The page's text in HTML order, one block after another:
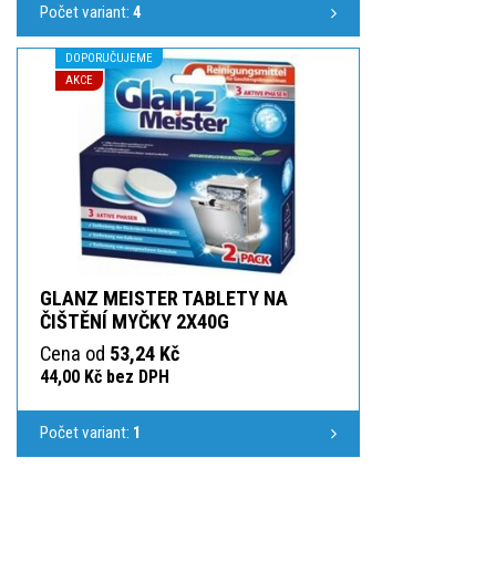
Počet variant: 4
DOPORUČUJEME
AKCE
GLANZ MEISTER TABLETY NA
ČIŠTĚNÍ MYČKY 2X40G
Cena od 53,24 Kč
44,00 Kč bez DPH
Počet variant: 1